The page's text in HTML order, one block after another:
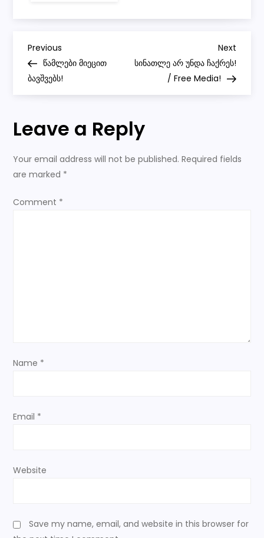
ვიდეოზე,
ფაქტზე
თუ
ფორმიანებმა
გორში,
ათი
რომ
P
o
t
n
i
n
Previous
Post
Previous
წამლები მიეცით
ბავშვებს!
Next
Post
Next
სინათლე არ უნდა ჩაქრეს!
/ Free Media!
Leave a Reply
Your email address will not be published. Required fields
are marked *
Comment *
Name *
Email *
Website
Save my name, email, and website in this browser for